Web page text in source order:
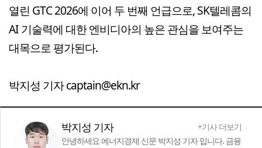
열린 GTC 2026에 이어 두 번째 언급으로, SK텔레콤의
AI 기술력에 대한 엔비디아의 높은 관심을 보여주는
대목으로 평가된다.
박지성 기자 captain@ekn.kr
박지성 기자
+기사 더보기
안녕하세요 에너지경제 신문 박지성 기자 입니다. 금융